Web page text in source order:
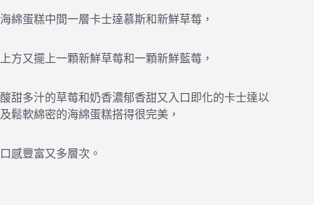
海綿蛋糕中間一層卡士達慕斯和新鮮草莓，
上方又擺上一顆新鮮草莓和一顆新鮮藍莓，
酸甜多汁的草莓和奶香濃郁香甜又入口即化的卡士達以
及鬆軟綿密的海綿蛋糕搭得很完美，
口感豐富又多層次。